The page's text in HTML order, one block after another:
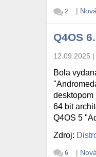
2 |
Q4OS
12.09.2025 |
Bola
desktopom
64 bit
Q4OS 5
Zdroj:
6 |